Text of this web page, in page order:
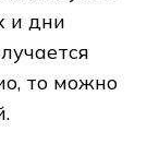
и дни
то можно